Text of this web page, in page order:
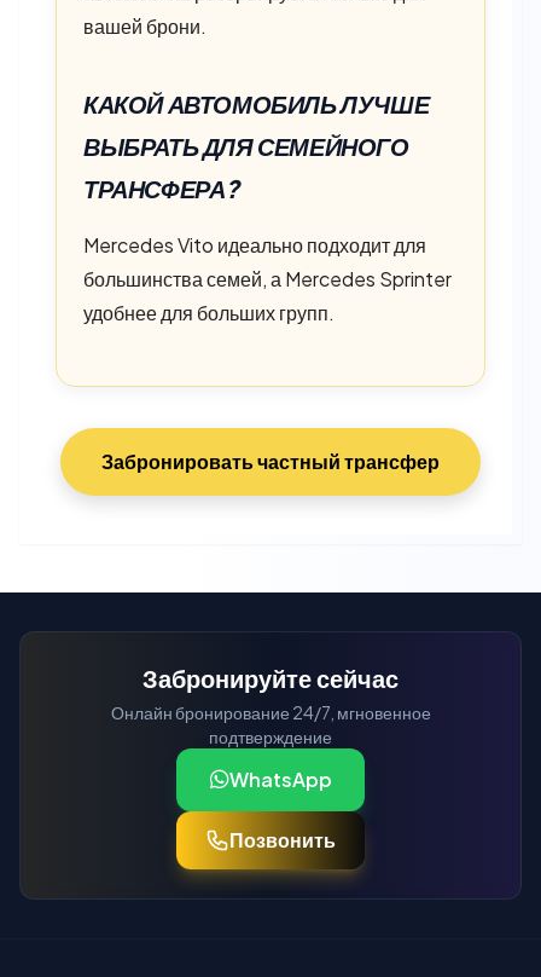
вашей брони.
КАКОЙ АВТОМОБИЛЬ ЛУЧШЕ
ВЫБРАТЬ ДЛЯ СЕМЕЙНОГО
ТРАНСФЕРА?
Mercedes Vito идеально подходит для
большинства семей, а Mercedes Sprinter
удобнее для больших групп.
Забронировать частный трансфер
Забронируйте сейчас
Онлайн бронирование 24/7, мгновенное
подтверждение
WhatsApp
Позвонить